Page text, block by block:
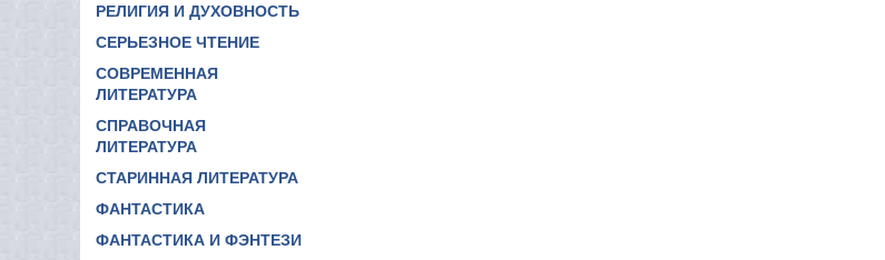
РЕЛИГИЯ И ДУХОВНОСТЬ
СЕРЬЕЗНОЕ ЧТЕНИЕ
СОВРЕМЕННАЯ
ЛИТЕРАТУРА
СПРАВОЧНАЯ
ЛИТЕРАТУРА
СТАРИННАЯ ЛИТЕРАТУРА
ФАНТАСТИКА
ФАНТАСТИКА И ФЭНТЕЗИ